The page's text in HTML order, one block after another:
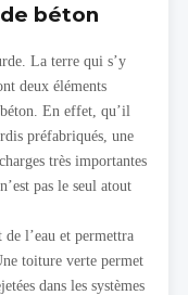
béton
La terre qui s’y
deux éléments
En effet, qu’il
préfabriqués, une
très importantes
pas le seul atout
l’eau et permettra
toiture verte permet
dans les systèmes